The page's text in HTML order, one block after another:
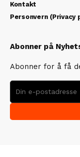
Kontakt
Personvern (Privacy
Abonner på
Abonner for å få